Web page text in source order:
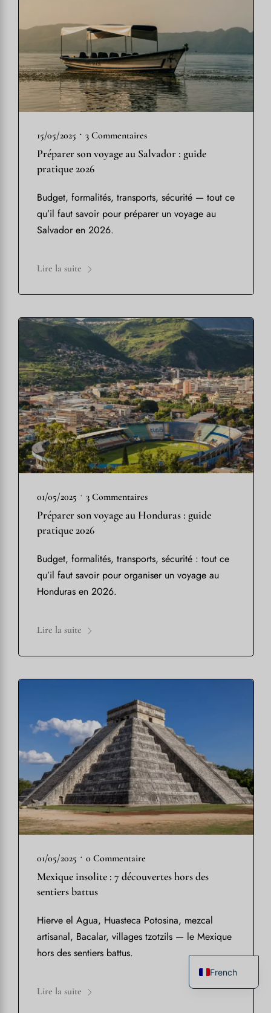
15/05/2025 • 3 Commentaires
Préparer son voyage au Salvador : guide
pratique 2026
Budget, formalités, transports, sécurité — tout ce
qu’il faut savoir pour préparer un voyage au
Salvador en 2026.
Lire la suite
01/05/2025 • 3 Commentaires
Préparer son voyage au Honduras : guide
pratique 2026
Budget, formalités, transports, sécurité : tout ce
qu’il faut savoir pour organiser un voyage au
Honduras en 2026.
Lire la suite
01/05/2025 • 0 Commentaire
Mexique insolite : 7 découvertes hors des
sentiers battus
Hierve el Agua, Huasteca Potosina, mezcal
artisanal, Bacalar, villages tzotzils — le Mexique
hors des sentiers battus.
Lire la suite
French
English